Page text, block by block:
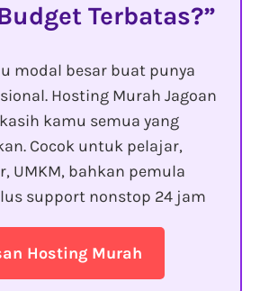
Terbatas?
modal besar buat punya
Hosting Murah Jagoan
kamu semua yang
Cocok untuk pelajar,
UMKM, bahkan pemula
support nonstop 24 jam
Hosting Murah